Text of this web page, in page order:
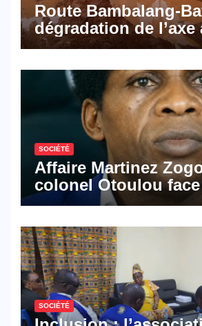
Route Bambalang-
dégradation de l’axe
les activités
SOCIÉTÉ
Affaire Martinez
colonel Otoulou
croisé des avocats
SOCIÉTÉ